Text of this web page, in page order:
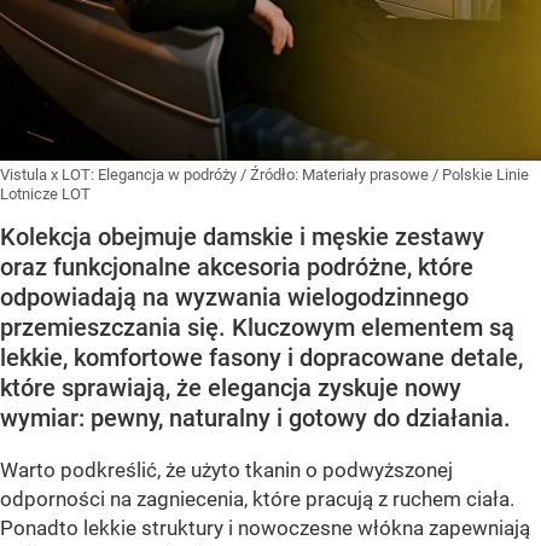
Vistula x LOT: Elegancja w podróży / Źródło: Materiały prasowe / Polskie Linie
Lotnicze LOT
Kolekcja obejmuje damskie i męskie zestawy
oraz funkcjonalne akcesoria podróżne, które
odpowiadają na wyzwania wielogodzinnego
przemieszczania się. Kluczowym elementem są
lekkie, komfortowe fasony i dopracowane detale,
które sprawiają, że elegancja zyskuje nowy
wymiar: pewny, naturalny i gotowy do działania.
Warto podkreślić, że użyto tkanin o podwyższonej
odporności na zagniecenia, które pracują z ruchem ciała.
Ponadto lekkie struktury i nowoczesne włókna zapewniają